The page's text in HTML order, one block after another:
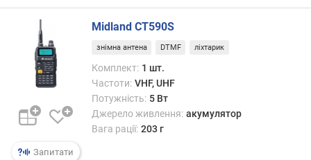
ь
с
т
ю
р
о
о
Запитати
Midland CT590S
знімна антена DTMF ліхтарик
Комплект: 1 шт.
Частоти: VHF, UHF
Потужність: 5 Вт
Джерело живлення: акумулятор
Вага рації: 203 г